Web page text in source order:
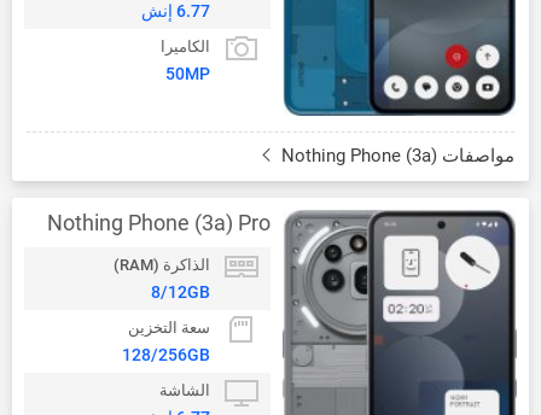
6.77 إنش
الكاميرا
50MP
مواصفات Nothing Phone (3a)
Nothing Phone (3a) Pro
الذاكرة (RAM)
8/12GB
سعة التخزين
128/256GB
الشاشة